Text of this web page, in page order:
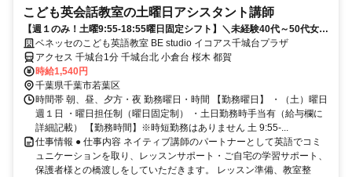
こども英会話教室の土曜日アシスタント講師
【週１のみ！土曜9:55-18:55曜日固定シフト】＼未経験40代～50代女性
中心に活躍する職場です／
ベネッセのこども英語教室 BE studio イコアス千城台プラザ
アクセス 千城台1分 千城台北 小倉台 桜木 都賀
時給1,540円
千葉県千葉市若葉区
時間帯 朝、昼、夕方・夜 勤務曜日・時間 【勤務曜日】 ・（土）曜日
週１日 ・曜日担任制（曜日固定制） ・土日勤務時手当有（給与欄に
詳細記載） 【勤務時間】※時短勤務はありません 土 9:55-...
仕事情報 ● 仕事内容 ネイティブ講師のパートナーとして英語でコミ
ュニケーションを取り、レッスンサポート・ご自宅の学習サポート、
保護者様との橋渡しをしていただきます。 レッスン準備、教室整